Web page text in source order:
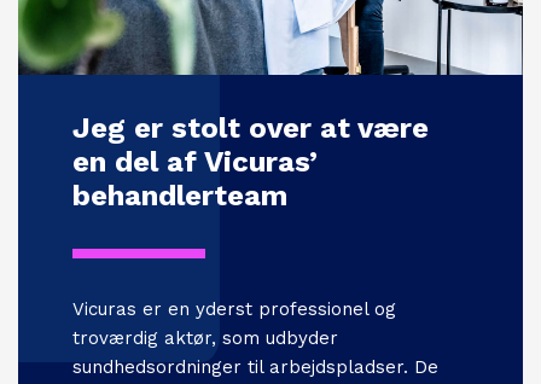
Jeg er stolt over at være
en del af Vicuras’
behandlerteam
Vicuras er en yderst professionel og
troværdig aktør, som udbyder
sundhedsordninger til arbejdspladser. De